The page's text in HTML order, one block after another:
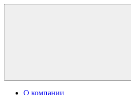
О компании